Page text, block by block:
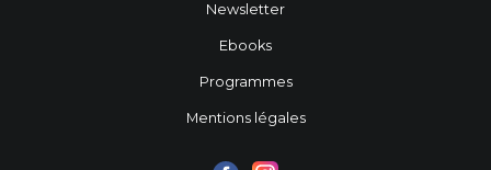
Newsletter
Ebooks
Programmes
Mentions légales